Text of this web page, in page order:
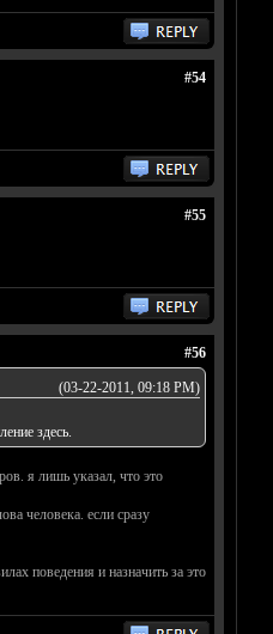
#54
#55
#56
(03-22-2011, 09:18 PM)
здесь.
я лишь указал, что это
человека. если сразу
поведения и назначить за это